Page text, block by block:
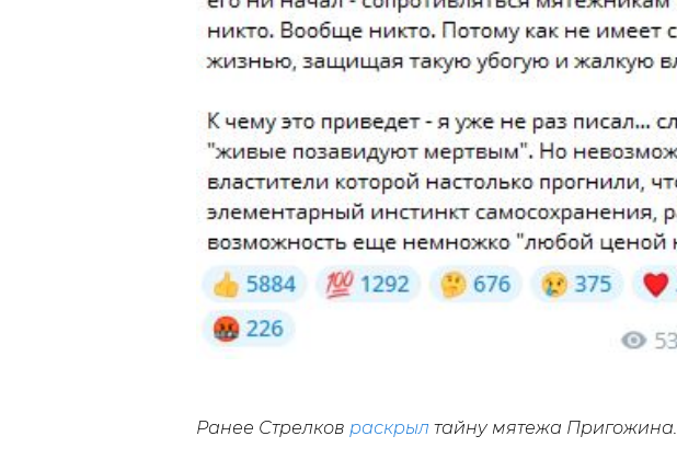
Ранее Стрелков раскрыл тайну мятежа Пригожина.